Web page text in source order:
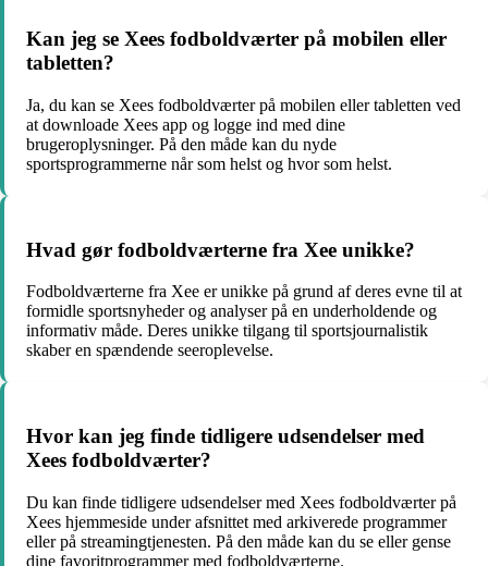
Kan jeg se Xees fodboldværter på mobilen eller
tabletten?
Ja, du kan se Xees fodboldværter på mobilen eller tabletten ved
at downloade Xees app og logge ind med dine
brugeroplysninger. På den måde kan du nyde
sportsprogrammerne når som helst og hvor som helst.
Hvad gør fodboldværterne fra Xee unikke?
Fodboldværterne fra Xee er unikke på grund af deres evne til at
formidle sportsnyheder og analyser på en underholdende og
informativ måde. Deres unikke tilgang til sportsjournalistik
skaber en spændende seeroplevelse.
Hvor kan jeg finde tidligere udsendelser med
Xees fodboldværter?
Du kan finde tidligere udsendelser med Xees fodboldværter på
Xees hjemmeside under afsnittet med arkiverede programmer
eller på streamingtjenesten. På den måde kan du se eller gense
dine favoritprogrammer med fodboldværterne.